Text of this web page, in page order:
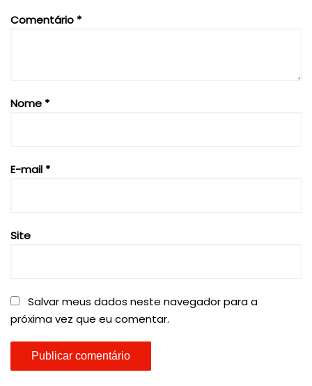
Comentário *
Nome *
E-mail *
Site
Salvar meus dados neste navegador para a
próxima vez que eu comentar.